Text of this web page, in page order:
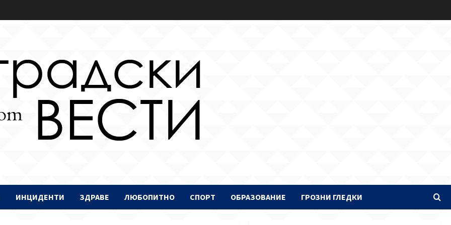
ИНЦИДЕНТИ ЗДРАВЕ ЛЮБОПИТНО СПОРТ ОБРАЗОВАНИЕ ГРОЗНИ ГЛЕДКИ